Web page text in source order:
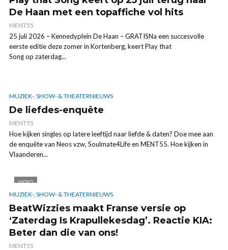
De Haan met een topaffiche vol hits
MENT55
25 juli 2026 – Kennedyplein De Haan – GRATISNa een succesvolle
eerste editie deze zomer in Kortenberg, keert Play that
Song op zaterdag...
MUZIEK-, SHOW- & THEATERNIEUWS
De liefdes-enquête
MENT55
Hoe kijken singles op latere leeftijd naar liefde & daten? Doe mee aan
de enquête van Neos vzw, Soulmate4Life en MENT55. Hoe kijken in
Vlaanderen...
VIDEO
MUZIEK-, SHOW- & THEATERNIEUWS
BeatWizzies maakt Franse versie op
‘Zaterdag Is Krapullekesdag’. Reactie KIA:
Beter dan die van ons!
MENT55